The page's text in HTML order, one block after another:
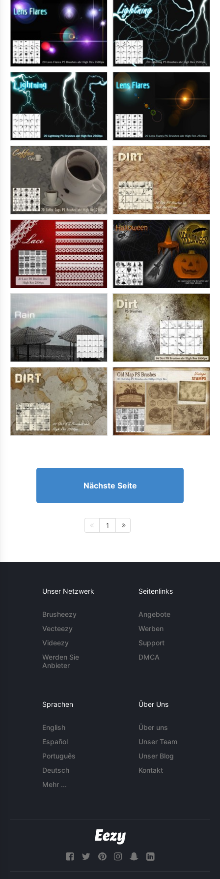
Nächste Seite
1
Unser Netzwerk
Brusheezy
Vecteezy
Videezy
Werden Sie
Anbieter
Seitenlinks
Angebote
Werben
Support
DMCA
Sprachen
English
Español
Português
Deutsch
Mehr ...
Über Uns
Über uns
Unser Team
Unser Blog
Kontakt